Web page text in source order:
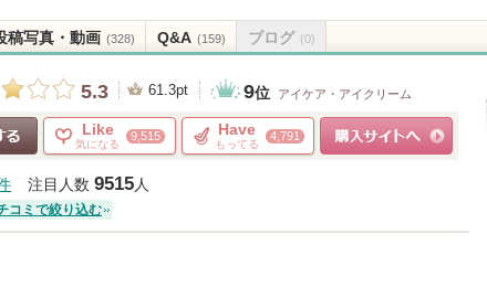
から
お知らせ
稿写真・動画 (328) Q&A (159) ブログ (0)
5.3 61.3pt 9位 アイケア・アイクリーム
Like
気になる
9,515 Have
もってる
4,791
注目人数 9515人
コミで絞り込む